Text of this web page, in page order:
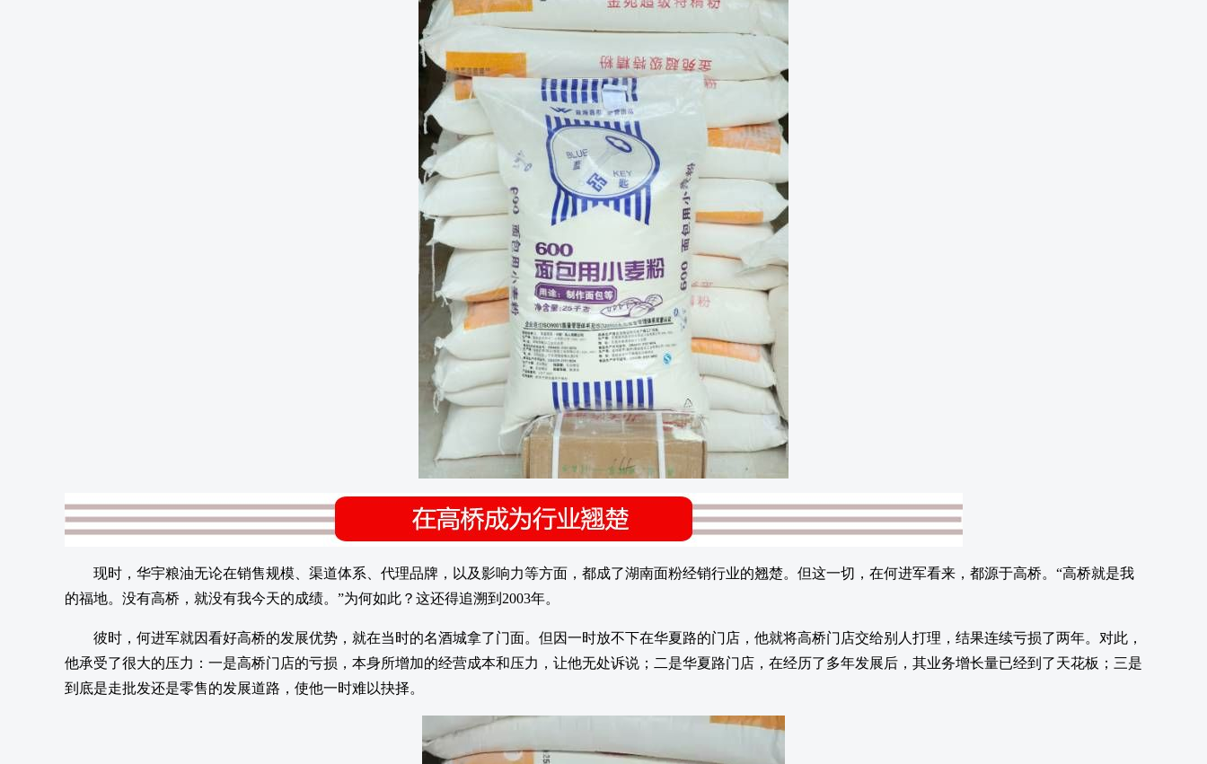
现时，华宇粮油无论在销售规模、渠道体系、代理品牌，以及影响力等方面，都成了湖南面粉经销行业的翘楚。但这一切，在何进军看来，都源于高桥。“高桥就是我
的福地。没有高桥，就没有我今天的成绩。”为何如此？这还得追溯到2003年。
彼时，何进军就因看好高桥的发展优势，就在当时的名酒城拿了门面。但因一时放不下在华夏路的门店，他就将高桥门店交给别人打理，结果连续亏损了两年。对此，
他承受了很大的压力：一是高桥门店的亏损，本身所增加的经营成本和压力，让他无处诉说；二是华夏路门店，在经历了多年发展后，其业务增长量已经到了天花板；三是
到底是走批发还是零售的发展道路，使他一时难以抉择。